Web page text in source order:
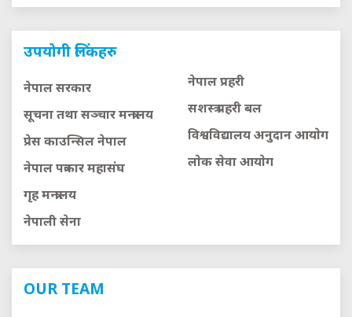
उपयोगी लिंकहरु
नेपाल सरकार
सूचना तथा सञ्चार मन्त्रालय
प्रेस काउन्सिल नेपाल
नेपाल पत्रकार महासंघ
गृह मन्त्रालय
नेपाली सेना
नेपाल प्रहरी
सशस्त्र प्रहरी बल
विश्वविद्यालय अनुदान आयाेग
लाेक सेवा आयाेग
OUR TEAM